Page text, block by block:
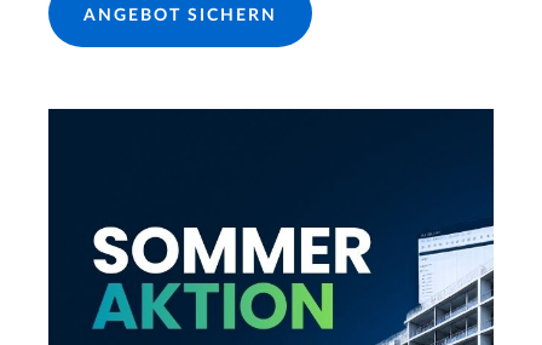
ANGEBOT SICHERN